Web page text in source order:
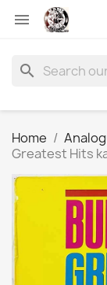

search
Home
Greatest Hits